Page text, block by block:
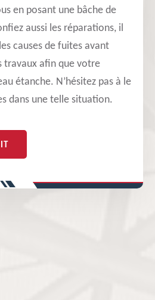
en posant une bâche de
aussi les réparations, il
causes de fuites avant
travaux afin que votre
étanche. N’hésitez pas à le
dans une telle situation.